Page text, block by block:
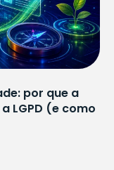
por que a
LGPD (e como